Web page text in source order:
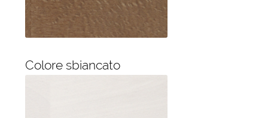
Colore sbiancato